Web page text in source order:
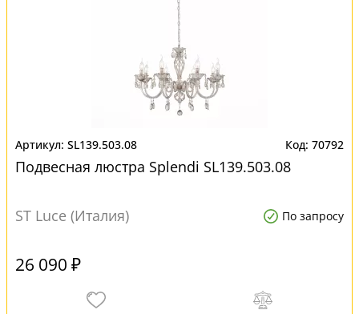
SL139.503.08 70792
Подвесная люстра Splendi SL139.503.08
ST Luce (Италия) По запросу
26 090 ₽